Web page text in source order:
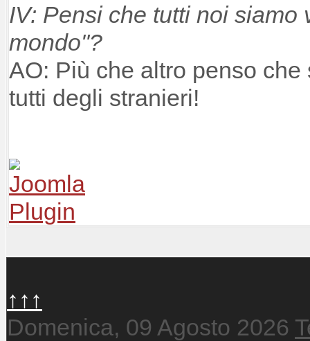
IV: Pensi che tutti noi siamo
mondo"?
AO: Più che altro penso
tutti degli stranieri!
↑↑↑
Domenica, 09 Agosto 2026